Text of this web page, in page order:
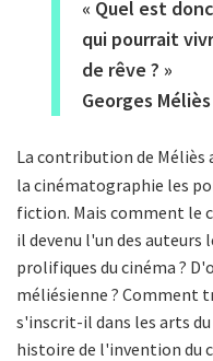
« Quel est
qui pourrait
de rêve ? »
Georges Méliès
La contribution de Méliès
la cinématographie les
fiction. Mais comment le
il devenu l'un des
prolifiques du cinéma ?
méliésienne ? Comment
s'inscrit-il dans les arts
histoire de l'invention du